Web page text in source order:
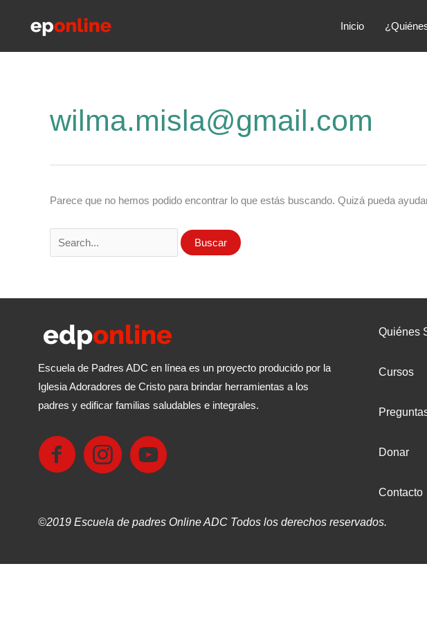
Inicio
wilma.misla@gmail.com
Parece que no hemos podido encontrar lo que estás buscando. Quizá pueda
Buscar
por:
Escuela de Padres ADC en línea es un proyecto producido por la
Iglesia Adoradores de Cristo para brindar herramientas a los
padres y edificar familias saludables e integrales.
Quiénes
Cursos
Donar
Contacto
©2019 Escuela de padres Online ADC Todos los derechos reservados.